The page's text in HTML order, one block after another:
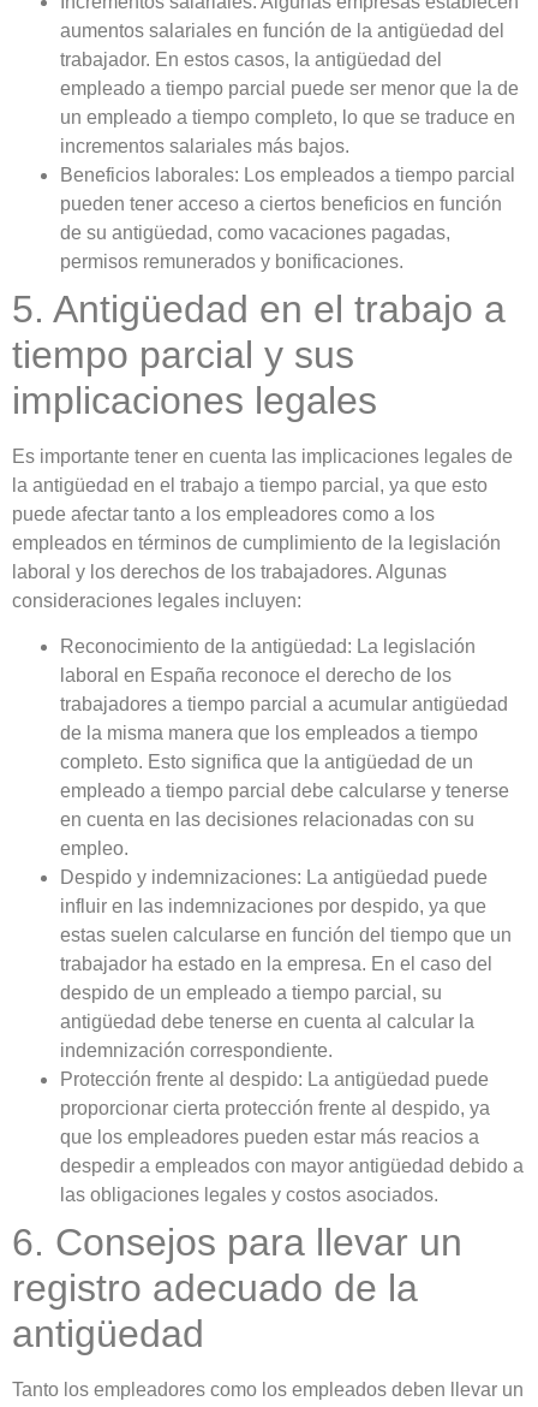
aumentos salariales en función de la antigüedad del
trabajador. En estos casos, la antigüedad del
empleado a tiempo parcial puede ser menor que la de
un empleado a tiempo completo, lo que se traduce en
incrementos salariales más bajos.
Beneficios laborales: Los empleados a tiempo parcial
pueden tener acceso a ciertos beneficios en función
de su antigüedad, como vacaciones pagadas,
permisos remunerados y bonificaciones.
5. Antigüedad en el trabajo a
tiempo parcial y sus
implicaciones legales
Es importante tener en cuenta las implicaciones legales de
la antigüedad en el trabajo a tiempo parcial, ya que esto
puede afectar tanto a los empleadores como a los
empleados en términos de cumplimiento de la legislación
laboral y los derechos de los trabajadores. Algunas
consideraciones legales incluyen:
Reconocimiento de la antigüedad: La legislación
laboral en España reconoce el derecho de los
trabajadores a tiempo parcial a acumular antigüedad
de la misma manera que los empleados a tiempo
completo. Esto significa que la antigüedad de un
empleado a tiempo parcial debe calcularse y tenerse
en cuenta en las decisiones relacionadas con su
empleo.
Despido y indemnizaciones: La antigüedad puede
influir en las indemnizaciones por despido, ya que
estas suelen calcularse en función del tiempo que un
trabajador ha estado en la empresa. En el caso del
despido de un empleado a tiempo parcial, su
antigüedad debe tenerse en cuenta al calcular la
indemnización correspondiente.
Protección frente al despido: La antigüedad puede
proporcionar cierta protección frente al despido, ya
que los empleadores pueden estar más reacios a
despedir a empleados con mayor antigüedad debido a
las obligaciones legales y costos asociados.
6. Consejos para llevar un
registro adecuado de la
antigüedad
Tanto los empleadores como los empleados deben llevar un